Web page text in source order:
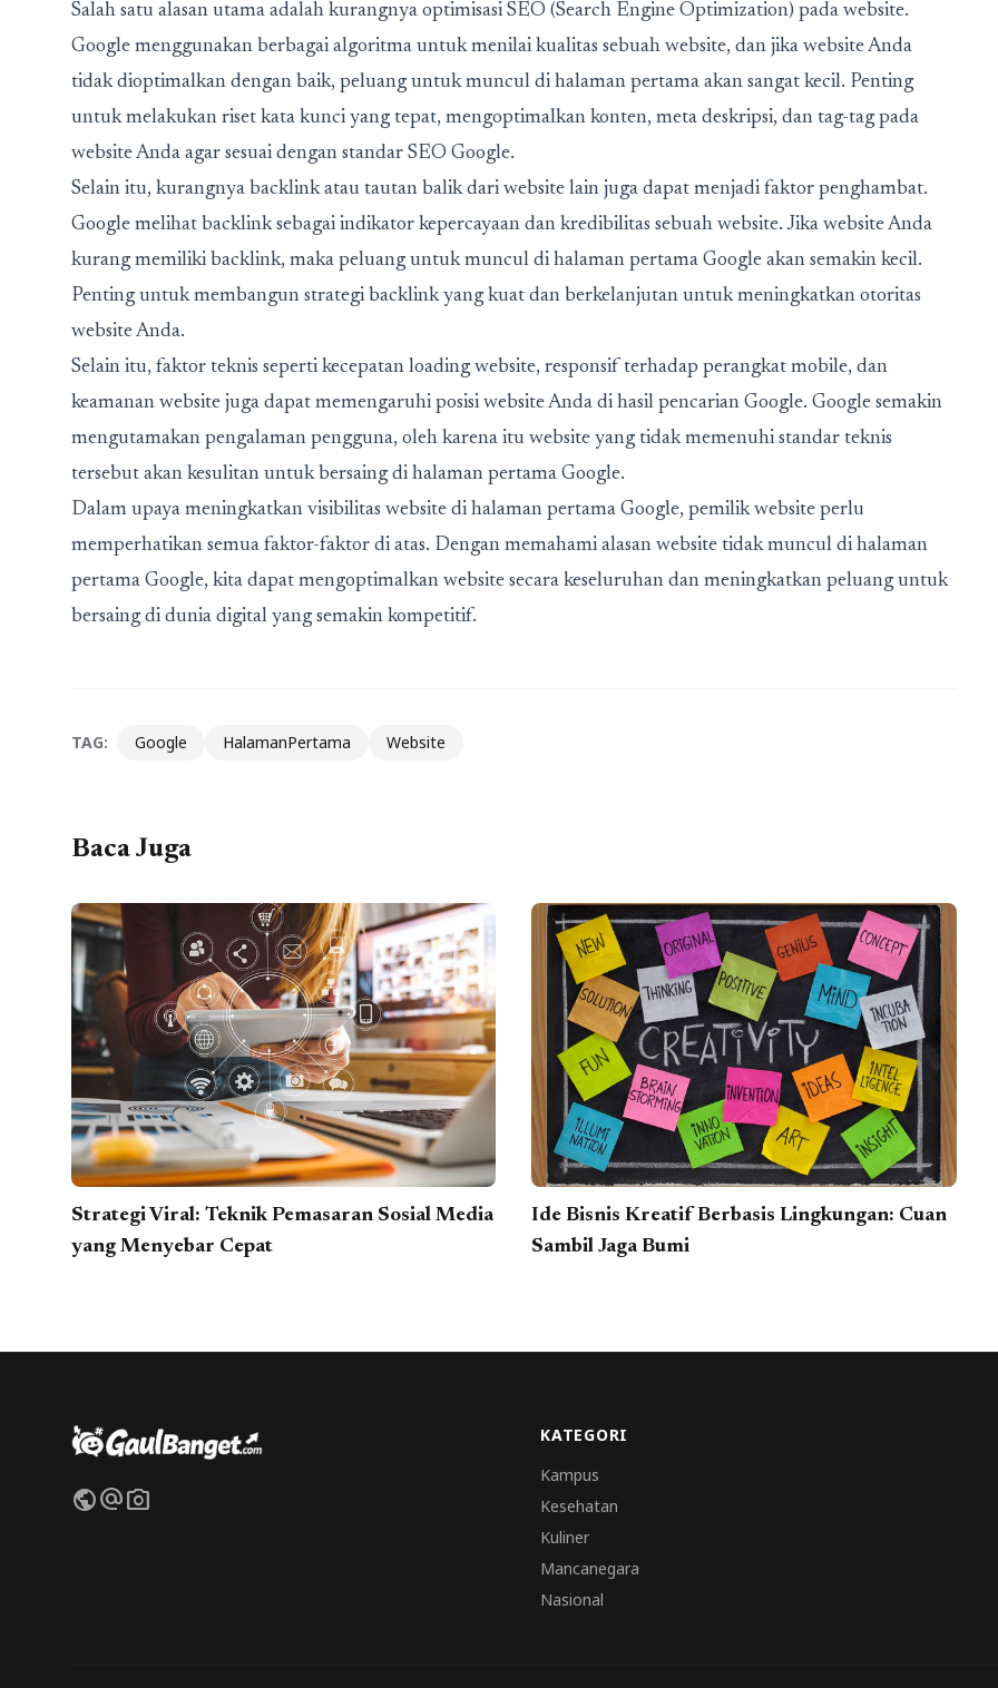
Salah satu alasan utama adalah kurangnya optimisasi SEO (Search Engine Optimization) pada website.
Google menggunakan berbagai algoritma untuk menilai kualitas sebuah website, dan jika website Anda
tidak dioptimalkan dengan baik, peluang untuk muncul di halaman pertama akan sangat kecil. Penting
untuk melakukan riset kata kunci yang tepat, mengoptimalkan konten, meta deskripsi, dan tag-tag pada
website Anda agar sesuai dengan standar SEO Google.
Selain itu, kurangnya backlink atau tautan balik dari website lain juga dapat menjadi faktor penghambat.
Google melihat backlink sebagai indikator kepercayaan dan kredibilitas sebuah website. Jika website Anda
kurang memiliki backlink, maka peluang untuk muncul di halaman pertama Google akan semakin kecil.
Penting untuk membangun strategi backlink yang kuat dan berkelanjutan untuk meningkatkan otoritas
website Anda.
Selain itu, faktor teknis seperti kecepatan loading website, responsif terhadap perangkat mobile, dan
keamanan website juga dapat memengaruhi posisi website Anda di hasil pencarian Google. Google semakin
mengutamakan pengalaman pengguna, oleh karena itu website yang tidak memenuhi standar teknis
tersebut akan kesulitan untuk bersaing di halaman pertama Google.
Dalam upaya meningkatkan visibilitas website di halaman pertama Google, pemilik website perlu
memperhatikan semua faktor-faktor di atas. Dengan memahami alasan website tidak muncul di halaman
pertama Google, kita dapat mengoptimalkan website secara keseluruhan dan meningkatkan peluang untuk
bersaing di dunia digital yang semakin kompetitif.
TAG: Google HalamanPertama Website
Baca Juga
Strategi Viral: Teknik Pemasaran Sosial Media
yang Menyebar Cepat
Ide Bisnis Kreatif Berbasis Lingkungan: Cuan
Sambil Jaga Bumi
publicalternate_emailphoto_camera
KATEGORI
Kampus
Kesehatan
Kuliner
Mancanegara
Nasional